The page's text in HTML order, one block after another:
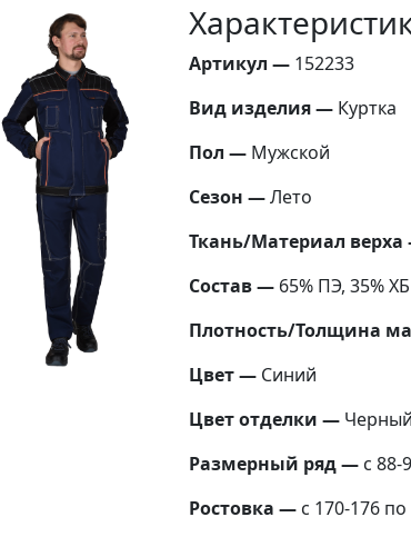
Артикул — 152233
Вид изделия — Куртка
Пол — Мужской
Сезон —Лето
Ткань/Материал
Состав — 65% ПЭ, 35% ХБ
Плотность/Толщина
Цвет — Синий
Цвет отделки —
Размерный ряд — с 88-
Ростовка — с 170-176